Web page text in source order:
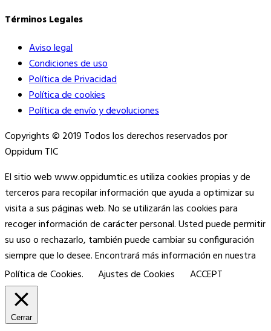
Términos Legales
Aviso legal
Condiciones de uso
Política de Privacidad
Política de cookies
Política de envío y devoluciones
Copyrights © 2019 Todos los derechos reservados por
Oppidum TIC
El sitio web www.oppidumtic.es utiliza cookies propias y de
terceros para recopilar información que ayuda a optimizar su
visita a sus páginas web. No se utilizarán las cookies para
recoger información de carácter personal. Usted puede permitir
su uso o rechazarlo, también puede cambiar su configuración
siempre que lo desee. Encontrará más información en nuestra
Política de Cookies.
Ajustes de Cookies ACCEPT
Cerrar